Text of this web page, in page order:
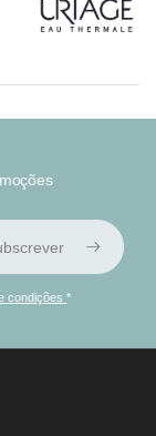
condições*